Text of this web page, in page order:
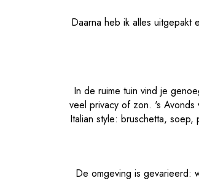
Daarna heb ik alles uitgepakt
In de ruime tuin vind je
veel privacy of zon. 's
Italian style: bruschetta, soep,
De omgeving is gevarieerd: